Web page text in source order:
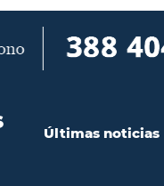
Últimas noticias